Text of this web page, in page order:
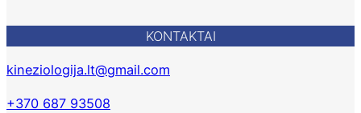
KONTAKTAI
kineziologija.lt@gmail.com
+370 687 93508